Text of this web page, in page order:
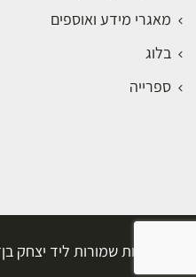
מאגרי מידע ואוספים
בלוג
ספרייה
כל הזכויות שמורות ליד יצחק